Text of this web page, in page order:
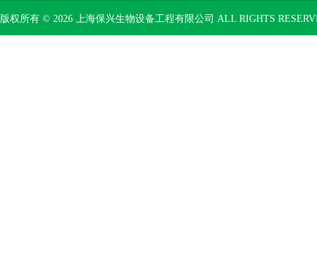
版权所有 © 2026 上海保兴生物设备工程有限公司 ALL RIGHTS